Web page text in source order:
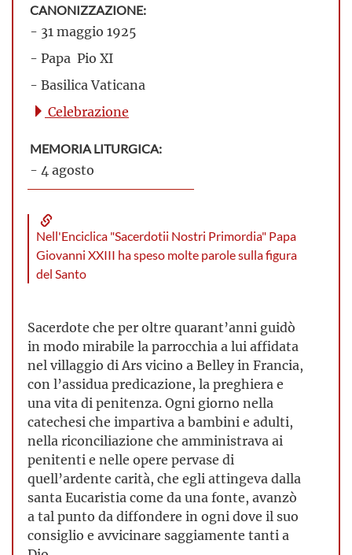
CANONIZZAZIONE:
- 31 maggio 1925
- Papa Pio XI
- Basilica Vaticana
Celebrazione
MEMORIA LITURGICA:
- 4 agosto
Nell'Enciclica "Sacerdotii Nostri Primordia" Papa
Giovanni XXIII ha speso molte parole sulla figura
del Santo
Sacerdote che per oltre quarant’anni guidò
in modo mirabile la parrocchia a lui affidata
nel villaggio di Ars vicino a Belley in Francia,
con l’assidua predicazione, la preghiera e
una vita di penitenza. Ogni giorno nella
catechesi che impartiva a bambini e adulti,
nella riconciliazione che amministrava ai
penitenti e nelle opere pervase di
quell’ardente carità, che egli attingeva dalla
santa Eucaristia come da una fonte, avanzò
a tal punto da diffondere in ogni dove il suo
consiglio e avvicinare saggiamente tanti a